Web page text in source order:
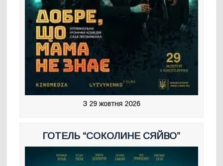
З 29 жовтня 2026
ГОТЕЛЬ “СОКОЛИНЕ СЯЙВО”